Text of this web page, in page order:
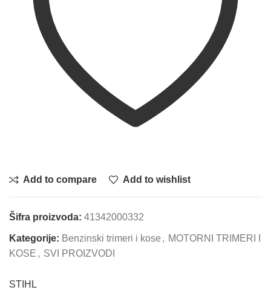
Add to compare Add to wishlist
Šifra proizvoda: 41342000332
Kategorije: Benzinski trimeri i kose , MOTORNI TRIMERI I
KOSE , SVI PROIZVODI
STIHL